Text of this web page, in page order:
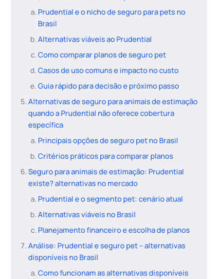
Prudential e o nicho de seguro para pets no
Brasil
Alternativas viáveis ao Prudential
Como comparar planos de seguro pet
Casos de uso comuns e impacto no custo
Guia rápido para decisão e próximo passo
Alternativas de seguro para animais de estimação
quando a Prudential não oferece cobertura
específica
Principais opções de seguro pet no Brasil
Critérios práticos para comparar planos
Seguro para animais de estimação: Prudential
existe? alternativas no mercado
Prudential e o segmento pet: cenário atual
Alternativas viáveis no Brasil
Planejamento financeiro e escolha de planos
Análise: Prudential e seguro pet – alternativas
disponíveis no Brasil
Como funcionam as alternativas disponíveis